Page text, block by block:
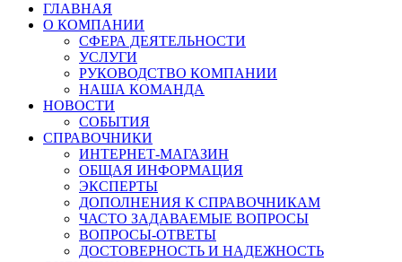
ГЛАВНАЯ
О КОМПАНИИ
СФЕРА ДЕЯТЕЛЬНОСТИ
УСЛУГИ
РУКОВОДСТВО КОМПАНИИ
НАША КОМАНДА
НОВОСТИ
СОБЫТИЯ
СПРАВОЧНИКИ
ИНТЕРНЕТ-МАГАЗИН
ОБЩАЯ ИНФОРМАЦИЯ
ЭКСПЕРТЫ
ДОПОЛНЕНИЯ К СПРАВОЧНИКАМ
ЧАСТО ЗАДАВАЕМЫЕ ВОПРОСЫ
ВОПРОСЫ-ОТВЕТЫ
ДОСТОВЕРНОСТЬ И НАДЕЖНОСТЬ